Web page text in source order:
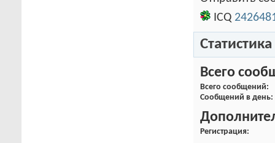
ICQ
Статистика
Всего
Всего сообщений
Сообщений в день
Регистрация